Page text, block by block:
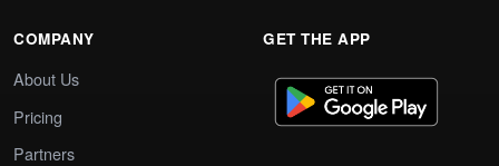
COMPANY
About Us
Pricing
Partners
GET THE APP